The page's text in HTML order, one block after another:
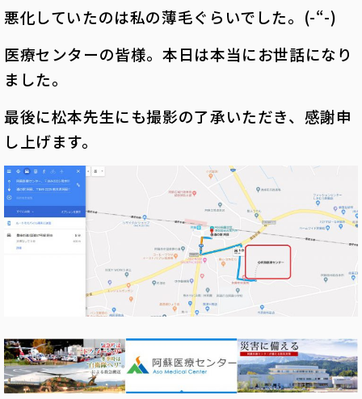
悪化していたのは私の薄毛ぐらいでした。(-“-)
医療センターの皆様。本日は本当にお世話になり
ました。
最後に松本先生にも撮影の了承いただき、感謝申
し上げます。